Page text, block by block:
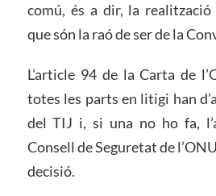
comú, és a dir, la realització
que són la raó de ser de la
L’article 94 de la Carta de
totes les parts en litigi han
del TIJ i, si una no ho fa,
Consell de Seguretat de
decisió.